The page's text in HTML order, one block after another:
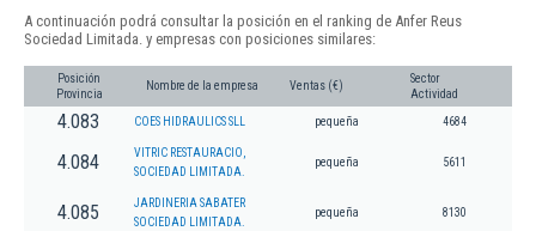
A continuación podrá consultar la posición en el ranking de Anfer Reus
Sociedad Limitada. y empresas con posiciones similares:
Posición
Provincia
Nombre de la empresa Ventas (€)
Sector
Actividad
4.083 COES HIDRAULICS SLL pequeña 4684
4.084
VITRIC RESTAURACIO,
SOCIEDAD LIMITADA.
pequeña 5611
4.085
JARDINERIA SABATER
SOCIEDAD LIMITADA.
pequeña 8130